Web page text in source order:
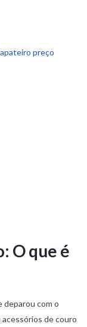
O que é
deparou com o
de couro